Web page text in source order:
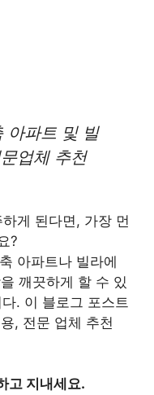
아파트 및 빌
업체 추천
게 된다면, 가장 먼
?
아파트나 빌라에
깨끗하게 할 수 있
. 이 블로그 포스트
, 전문 업체 추천
고 지내세요.